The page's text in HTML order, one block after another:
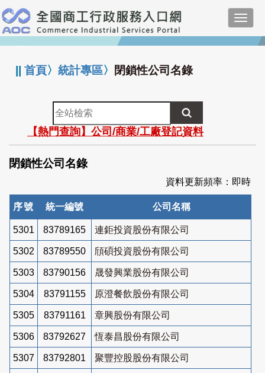
跳
到
主
要
:::
||首頁〉統計專區〉 閉鎖性公司名錄
全
站
檢
索
【熱門查詢】公司/商業/工廠登記資料
閉鎖性公司名錄
資料更新頻率：即時
序號 統一編號 公司名稱
5301 83789165 連鉅投資股份有限公司
5302 83789550 頎碩投資股份有限公司
5303 83790156 晟發興業股份有限公司
5304 83791155 原澄餐飲股份有限公司
5305 83791161 章興股份有限公司
5306 83792627 恆泰昌股份有限公司
5307 83792801 聚豐控股股份有限公司